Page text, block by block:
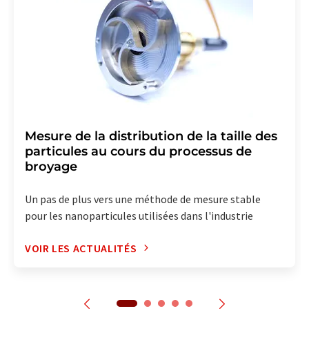
Mesure de la distribution de la taille des
particules au cours du processus de
broyage
Un pas de plus vers une méthode de mesure stable
pour les nanoparticules utilisées dans l'industrie
VOIR LES ACTUALITÉS